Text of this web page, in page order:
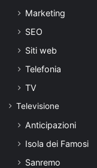
Marketing
SEO
Siti web
Telefonia
TV
Televisione
Anticipazioni
Isola dei Famosi
Sanremo